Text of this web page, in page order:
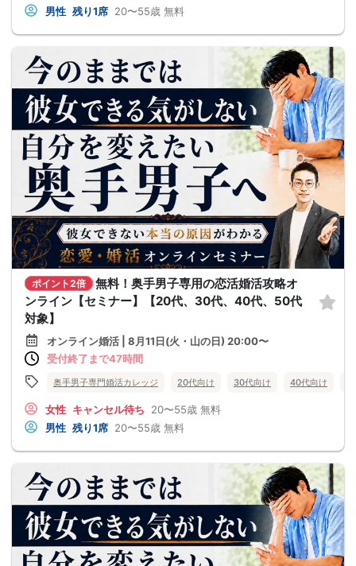
男性 残り1席 20〜55歳 無料
ポイント2倍
無料！奥手男子専用の恋活婚活攻略オ
ンライン【セミナー】【20代、30代、40代、50代
対象】
オンライン婚活 | 8月11日(火・山の日) 20:00〜
受付終了まで47時間
奥手男子専門婚活カレッジ 20代向け 30代向け 40代向け
女性 キャンセル待ち 20〜55歳 無料
男性 残り1席 20〜55歳 無料